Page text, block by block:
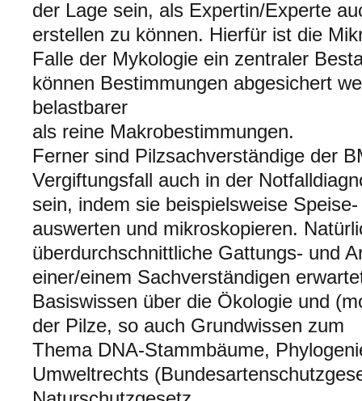
der Lage sein, als Expertin/Experte
erstellen zu können. Hierfür ist die
Falle der Mykologie ein zentraler
können Bestimmungen abgesichert
belastbarer
als reine Makrobestimmungen.
Ferner sind Pilzsachverständige der
Vergiftungsfall auch in der
sein, indem sie beispielsweise
auswerten und mikroskopieren.
überdurchschnittliche Gattungs- und
einer/einem Sachverständigen
Basiswissen über die Ökologie und
der Pilze, so auch Grundwissen zum
Thema DNA-Stammbäume,
Umweltrechts